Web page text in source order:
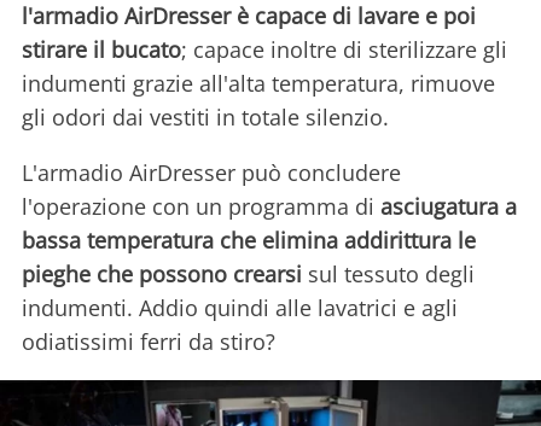
l'armadio AirDresser è capace di lavare e poi
stirare il bucato; capace inoltre di sterilizzare gli
indumenti grazie all'alta temperatura, rimuove
gli odori dai vestiti in totale silenzio.
L'armadio AirDresser può concludere
l'operazione con un programma di asciugatura a
bassa temperatura che elimina addirittura le
pieghe che possono crearsi sul tessuto degli
indumenti. Addio quindi alle lavatrici e agli
odiatissimi ferri da stiro?